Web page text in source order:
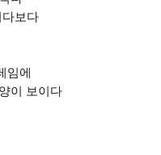
보다
임에
이 보이다